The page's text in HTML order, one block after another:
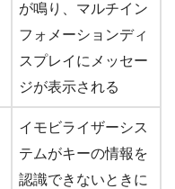
が鳴り、マルチイン
フォメーションディ
スプレイにメッセー
ジが表示される
イモビライザーシス
テムがキーの情報を
認識できないときに